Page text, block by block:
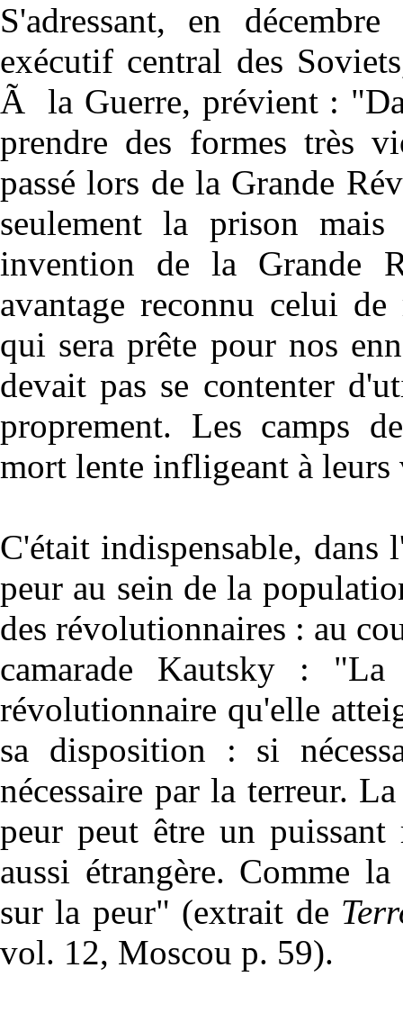
S'adressant, en
exécutif central des
Ã la Guerre, prévient :
prendre des formes très
passé lors de la Grande
seulement la prison
invention de la Grande
avantage reconnu celui
qui sera prête pour nos
devait pas se contenter
proprement. Les camps
mort lente infligeant à
C'était indispensable,
peur au sein de la
des révolutionnaires : au
camarade Kautsky :
révolutionnaire qu'elle
sa disposition : si
nécessaire par la terreur.
peur peut être un
aussi étrangère. Comme
sur la peur" (extrait de
vol. 12, Moscou p. 59).